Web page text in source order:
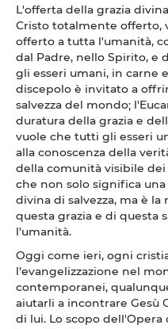
L'offerta della grazia
Cristo totalmente offerto,
offerto a tutta l'umanità,
dal Padre, nello Spirito,
gli esseri umani, in carne
discepolo è invitato a
salvezza del mondo;
duratura della grazia e
vuole che tutti gli esseri
alla conoscenza della
della comunità visibile dei
che non solo significa
divina di salvezza, ma è
questa grazia e di questa
l'umanità.
Oggi come ieri, ogni
l'evangelizzazione nel
contemporanei,
aiutarli a incontrare Gesù
di lui. Lo scopo